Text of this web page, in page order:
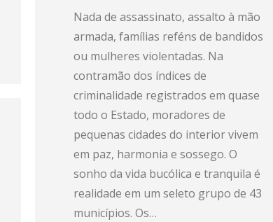
Nada de assassinato, assalto à mão
armada, famílias reféns de bandidos
ou mulheres violentadas. Na
contramão dos índices de
criminalidade registrados em quase
todo o Estado, moradores de
pequenas cidades do interior vivem
em paz, harmonia e sossego. O
sonho da vida bucólica e tranquila é
realidade em um seleto grupo de 43
municípios. Os…